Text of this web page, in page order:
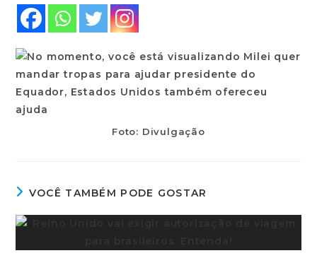
Foto: Divulgação
VOCÊ TAMBÉM PODE GOSTAR